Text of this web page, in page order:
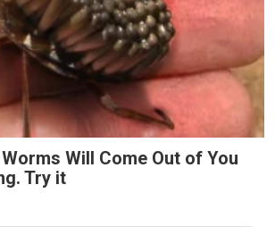
Will Come Out of You
Try it